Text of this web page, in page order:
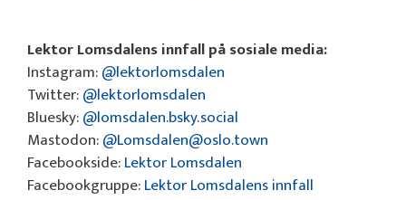
Lektor Lomsdalens innfall på sosiale media:
Instagram:@lektorlomsdalen
Twitter:@lektorlomsdalen
Bluesky:@lomsdalen.bsky.social
Mastodon:@Lomsdalen@oslo.town
Facebookside:Lektor Lomsdalen
Facebookgruppe:Lektor Lomsdalens innfall